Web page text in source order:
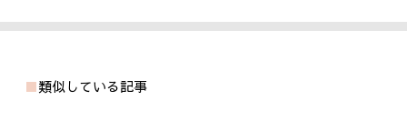
類似している記事